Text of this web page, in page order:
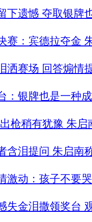
下遗憾 夺取银牌
赛：宾德拉夺金
洒赛场 回答煽情
：银牌也是一种
枪稍有犹豫 朱启
含泪提问 朱启南
激动：孩子不要
失金泪撒领奖台